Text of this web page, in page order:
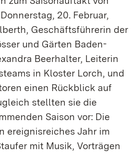
20. Februar,
Geschäftsführerin der
und Gärten Baden-
Beerhalter, Leiterin
in Kloster Lorch, und
einen Rückblick auf
stellten sie die
Saison vor: Die
ereignisreiches Jahr im
mit Musik, Vorträgen